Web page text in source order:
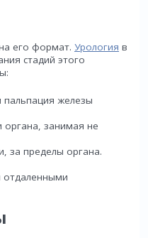
его формат. Урология в
стадий этого
железы
органа, занимая не
за пределы органа.
отдаленными